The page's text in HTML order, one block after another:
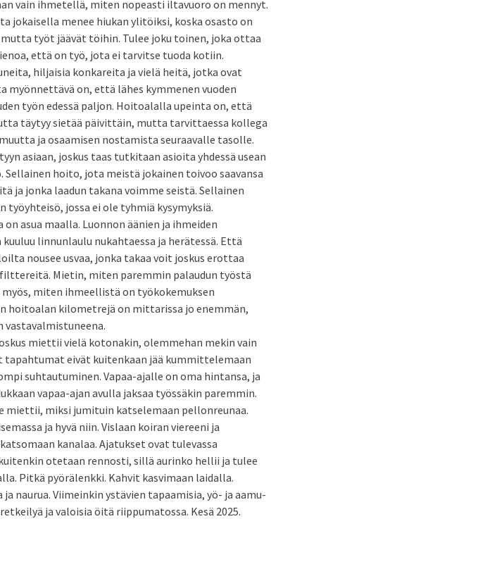
vain ihmetellä, miten nopeasti iltavuoro on mennyt.
jokaisella menee hiukan ylitöiksi, koska osasto on
työt jäävät töihin. Tulee joku toinen, joka ottaa
että on työ, jota ei tarvitse tuoda kotiin.
hiljaisia konkareita ja vielä heitä, jotka ovat
on, että lähes kymmenen vuoden
työn edessä paljon. Hoitoalalla upeinta on, että
täytyy sietää päivittäin, mutta tarvittaessa kollega
ja osaamisen nostamista seuraavalle tasolle.
asiaan, joskus taas tutkitaan asioita yhdessä usean
hoito, jota meistä jokainen toivoo saavansa
ja jonka laadun takana voimme seistä. Sellainen
jossa ei ole tyhmiä kysymyksiä.
asua maalla. Luonnon äänien ja ihmeiden
linnunlaulu nukahtaessa ja herätessä. Että
nousee usvaa, jonka takaa voit joskus erottaa
Mietin, miten paremmin palaudun työstä
miten ihmeellistä on työkokemuksen
hoitoalan kilometrejä on mittarissa jo enemmän,
vastavalmistuneena.
miettii vielä kotonakin, olemmehan mekin vain
tapahtumat eivät kuitenkaan jää kummittelemaan
suhtautuminen. Vapaa-ajalle on oma hintansa, ja
vapaa-ajan avulla jaksaa työssäkin paremmin.
miettii, miksi jumituin katselemaan pellonreunaa.
ja hyvä niin. Vislaan koiran viereeni ja
kanalaa. Ajatukset ovat tulevassa
otetaan rennosti, sillä aurinko hellii ja tulee
Pitkä pyörälenkki. Kahvit kasvimaan laidalla.
naurua. Viimeinkin ystävien tapaamisia, yö- ja aamu-
ja valoisia öitä riippumatossa. Kesä 2025.